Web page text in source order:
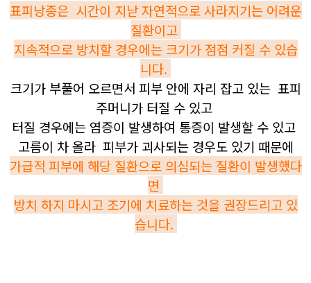
표피낭종은 시간이 지낟 자연적으로 사라지기는 어려운
질환이고
지속적으로 방치할 경우에는 크기가 점점 커질 수 있습
니다.
크기가 부풀어 오르면서 피부 안에 자리 잡고 있는 표피
주머니가 터질 수 있고
터질 경우에는 염증이 발생하여 통증이 발생할 수 있고
고름이 차 올라 피부가 괴사되는 경우도 있기 때문에
가급적 피부에 해당 질환으로 의심되는 질환이 발생했다
면
방치 하지 마시고 조기에 치료하는 것을 권장드리고 있
습니다.